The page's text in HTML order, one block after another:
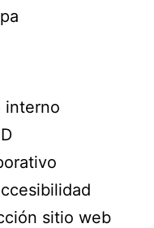
interno
sitio web